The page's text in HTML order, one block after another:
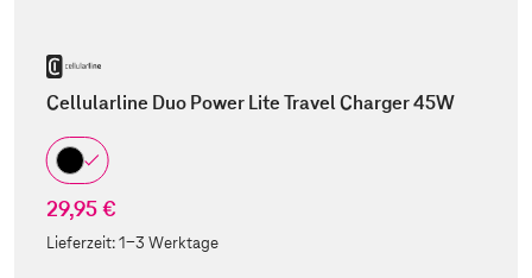
Cellularline Duo Power Lite Travel Charger 45W
29,95 €
Lieferzeit:1-3 Werktage